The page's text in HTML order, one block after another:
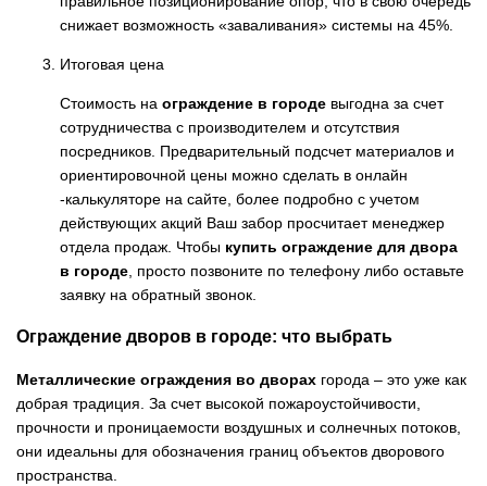
снижает возможность «заваливания» системы на 45%.
Итоговая цена
Стоимость на ограждение в городе выгодна за счет
сотрудничества с производителем и отсутствия
посредников. Предварительный подсчет материалов и
ориентировочной цены можно сделать в онлайн
-калькуляторе на сайте, более подробно с учетом
действующих акций Ваш забор просчитает менеджер
отдела продаж. Чтобы купить ограждение для двора
в городе , просто позвоните по телефону либо оставьте
заявку на обратный звонок.
Ограждение дворов в городе: что выбрать
Металлические ограждения во дворах города – это уже как
добрая традиция. За счет высокой пожароустойчивости,
прочности и проницаемости воздушных и солнечных потоков,
они идеальны для обозначения границ объектов дворового
пространства.